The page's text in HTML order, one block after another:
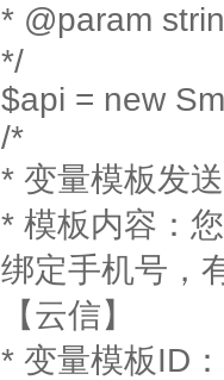
* @param
*/
$api = new
/*
* 变量模板发
* 模板内容：
绑定手机号，
【云信】
* 变量模板ID